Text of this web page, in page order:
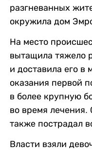
разгневанных
окружила дом
На место
вытащила тяжело
и доставила его в
оказания первой
в более крупную
во время
также пострадал
Власти взяли